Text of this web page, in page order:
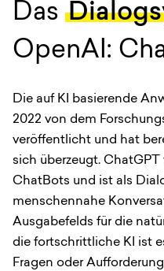
Das
OpenAI:
Die auf KI basierende
2022 von dem
veröffentlicht und hat
sich überzeugt.
ChatBots und ist als
menschennahe
Ausgabefelds für die
die fortschrittliche KI ist
Fragen oder